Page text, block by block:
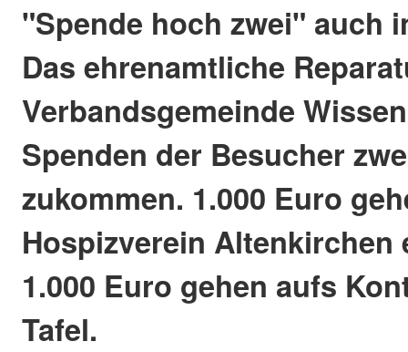
"Spende hoch zwei" auch
Das ehrenamtliche
Verbandsgemeinde
Spenden der Besucher
zukommen. 1.000 Euro
Hospizverein Altenkirchen
1.000 Euro gehen aufs
Tafel.